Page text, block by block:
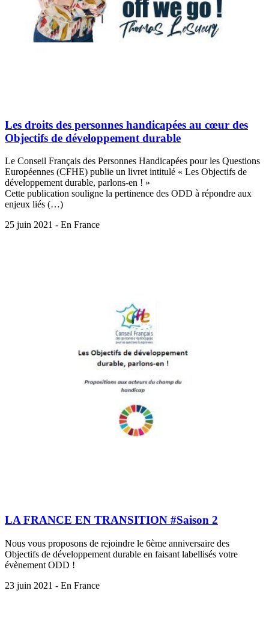
Les droits des personnes handicapées au cœur des
Objectifs de développement durable
Le Conseil Français des Personnes Handicapées pour les Questions
Européennes (CFHE) publie un livret intitulé « Les Objectifs de
développement durable, parlons-en ! »
Cette publication souligne la pertinence des ODD à répondre aux
enjeux liés (…)
25 juin 2021 - En France
LA FRANCE EN TRANSITION #Saison 2
Nous vous proposons de rejoindre le 6ème anniversaire des
Objectifs de développement durable en faisant labellisés votre
évènement ODD !
23 juin 2021 - En France